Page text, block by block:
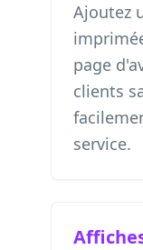
Ajoutez
page
clients
service.